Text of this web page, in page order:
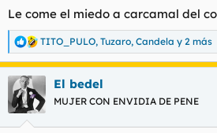
:
Le come el miedo a carcamal del
R
e
a
c
c
i
TITO_PULO, Tuzaro, Candela y 2 más
El bedel
MUJER CON ENVIDIA DE PENE